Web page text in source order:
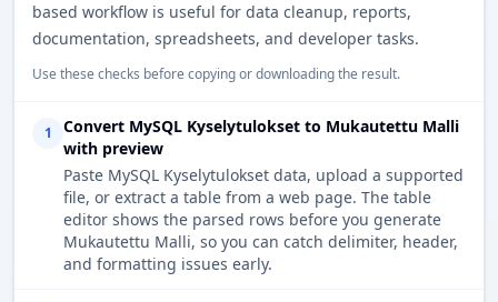
based workflow is useful for data cleanup, reports,
documentation, spreadsheets, and developer tasks.
Use these checks before copying or downloading the result.
1
Convert MySQL Kyselytulokset to Mukautettu Malli
with preview
Paste MySQL Kyselytulokset data, upload a supported
file, or extract a table from a web page. The table
editor shows the parsed rows before you generate
Mukautettu Malli, so you can catch delimiter, header,
and formatting issues early.